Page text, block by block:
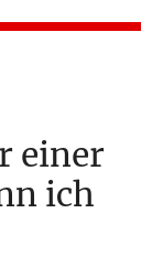
einer
ich